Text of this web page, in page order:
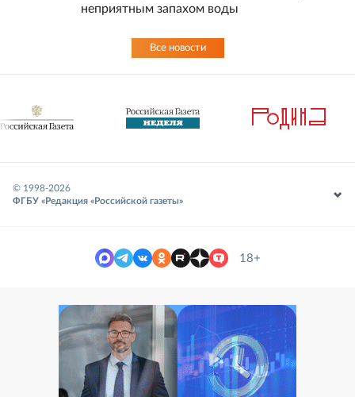
неприятным запахом воды
Все новости
© 1998-2026
ФГБУ «Редакция «Российской газеты»
18+